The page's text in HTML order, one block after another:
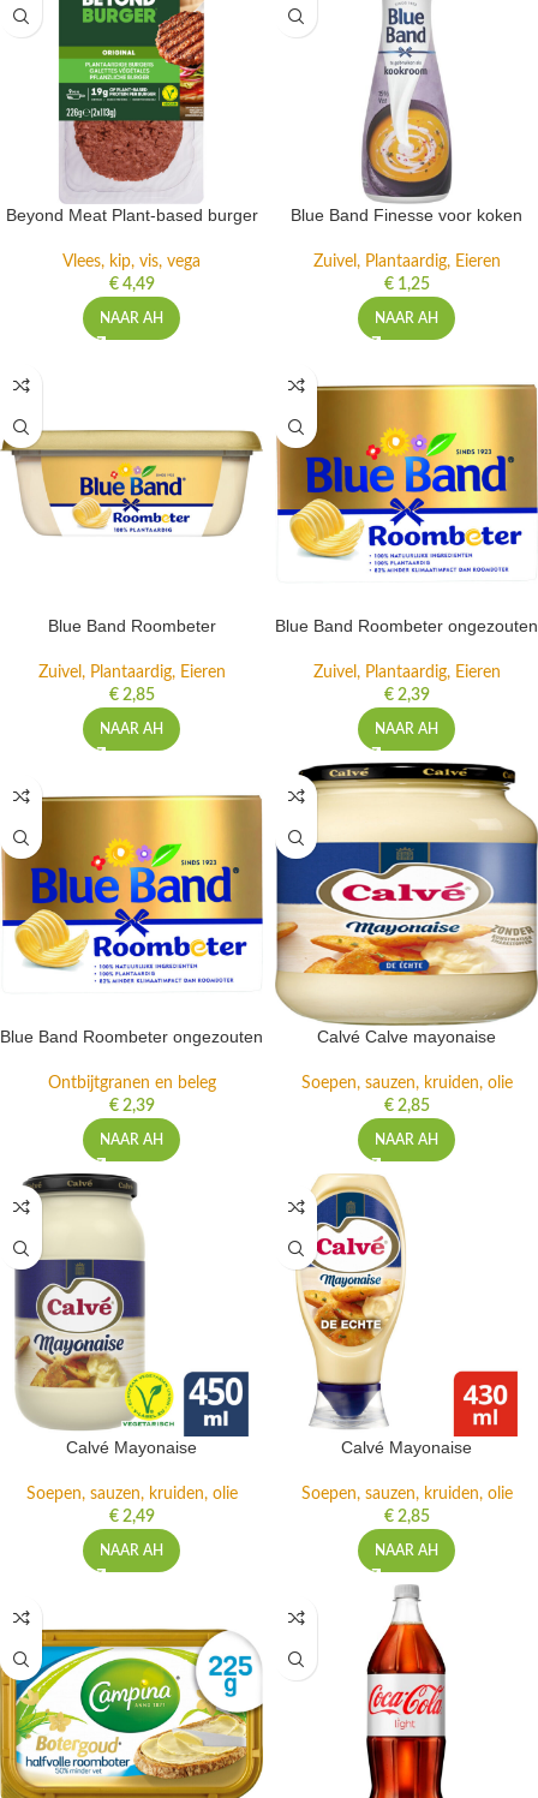
Beyond Meat Plant-based burger
Vlees, kip, vis, vega
€4,49
NAAR AH
Blue Band Finesse voor koken
Zuivel, Plantaardig, Eieren
€1,25
NAAR AH
Blue Band Roombeter
Zuivel, Plantaardig, Eieren
€2,85
NAAR AH
Blue Band Roombeter ongezouten
Zuivel, Plantaardig, Eieren
€2,39
NAAR AH
Blue Band Roombeter ongezouten
Ontbijtgranen en beleg
€2,39
NAAR AH
Calvé Calve mayonaise
Soepen, sauzen, kruiden, olie
€2,85
NAAR AH
Calvé Mayonaise
Soepen, sauzen, kruiden, olie
€2,49
NAAR AH
Calvé Mayonaise
Soepen, sauzen, kruiden, olie
€2,85
NAAR AH